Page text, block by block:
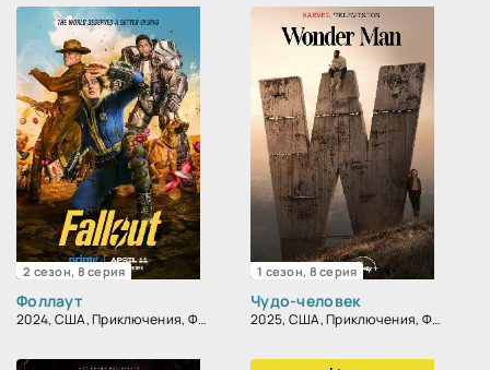
2 сезон, 8 серия
Фоллаут
2024, США, Приключения, Фантастика, Военный, Боевик, Драма
1 сезон, 8 серия
Чудо-человек
2025, США, Приключения, Фантастика, Фэнтези, Боевик